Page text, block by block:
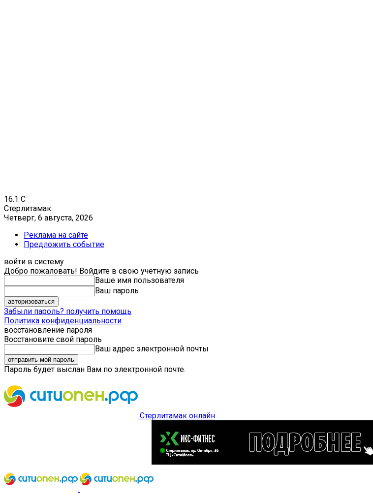
16.1 C
Стерлитамак
Четверг, 6 августа, 2026
Реклама на сайте
Предложить событие
войти в систему
Добро пожаловать! Войдите в свою учётную запись
Ваше имя пользователя
Ваш пароль
Забыли пароль? получить помощь
Политика конфиденциальности
восстановление пароля
Восстановите свой пароль
Ваш адрес электронной почты
Пароль будет выслан Вам по электронной почте.
Стерлитамак онлайн